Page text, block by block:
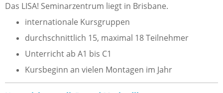
Das LISA! Seminarzentrum liegt in Brisbane.
internationale Kursgruppen
durchschnittlich 15, maximal 18 Teilnehmer
Unterricht ab A1 bis C1
Kursbeginn an vielen Montagen im Jahr